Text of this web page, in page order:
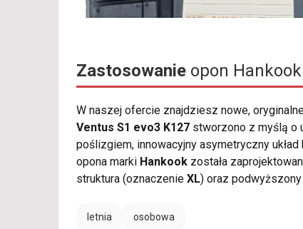
Zastosowanie opon Hankook
W naszej ofercie znajdziesz nowe,
Ventus S1 evo3 K127 stworzono z myślą o
poślizgiem, innowacyjny asymetryczny
opona marki Hankook została
struktura (oznaczenie XL) oraz
letnia osobowa